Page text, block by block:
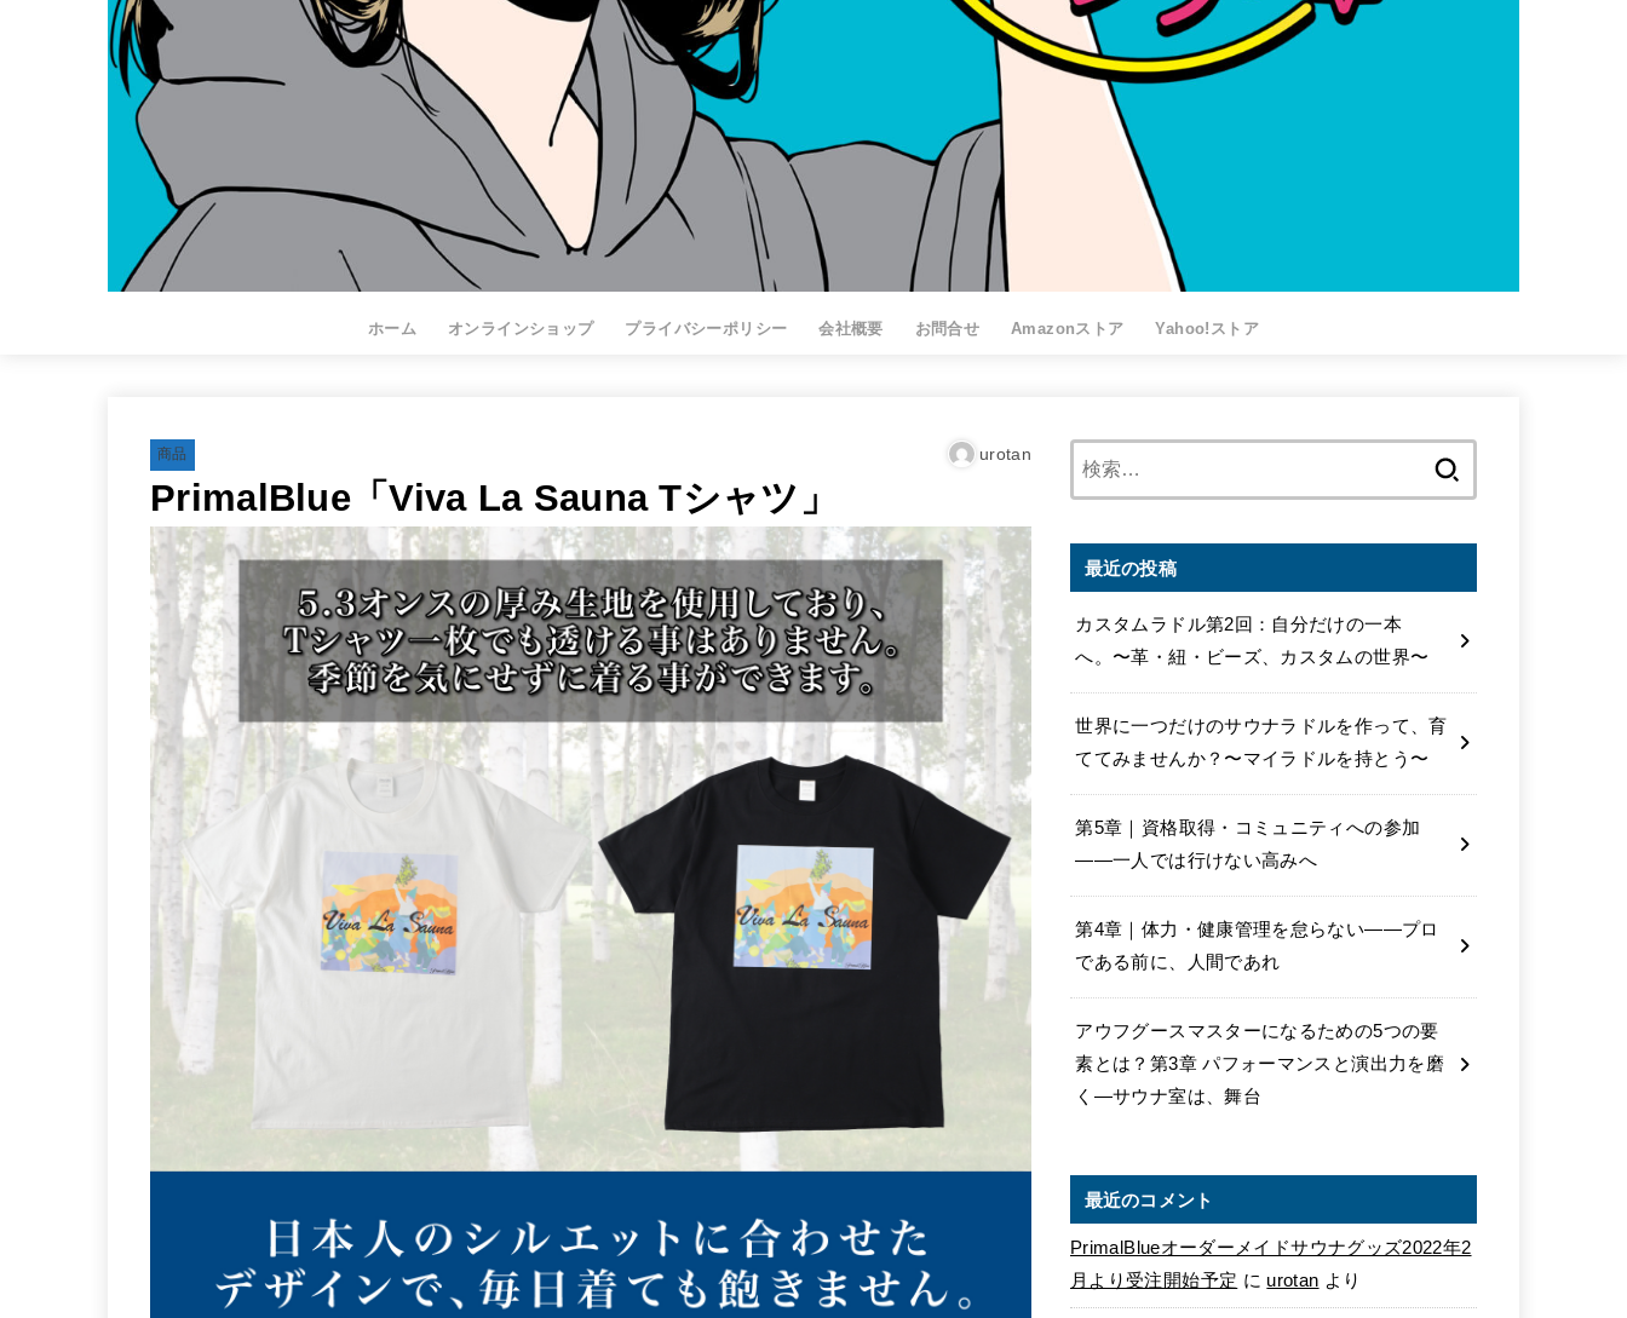
ホーム オンラインショップ プライバシーポリシー 会社概要 お問合せ Amazonストア Yahoo!ストア
商品 urotan
PrimalBlue「Viva La Sauna Tシャツ」
最近の投稿
カスタムラドル第2回：自分だけの一本
へ。〜革・紐・ビーズ、カスタムの世界〜
世界に一つだけのサウナラドルを作って、育
ててみませんか？〜マイラドルを持とう〜
第5章｜資格取得・コミュニティへの参加
――一人では行けない高みへ
第4章｜体力・健康管理を怠らない――プロ
である前に、人間であれ
アウフグースマスターになるための5つの要
素とは？第3章 パフォーマンスと演出力を磨
く―サウナ室は、舞台
最近のコメント
PrimalBlueオーダーメイドサウナグッズ2022年2
月より受注開始予定 に urotan より